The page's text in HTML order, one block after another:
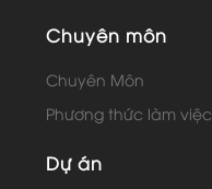
Chuyên môn
Chuyên Môn
Phương thức làm việc
Dự án